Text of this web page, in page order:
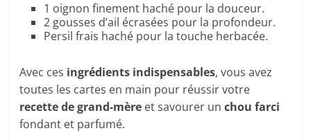
1 oignon finement haché pour la douceur.
2 gousses d’ail écrasées pour la profondeur.
Persil frais haché pour la touche herbacée.
Avec ces ingrédients indispensables, vous avez
toutes les cartes en main pour réussir votre
recette de grand-mère et savourer unchou farci
fondant et parfumé.